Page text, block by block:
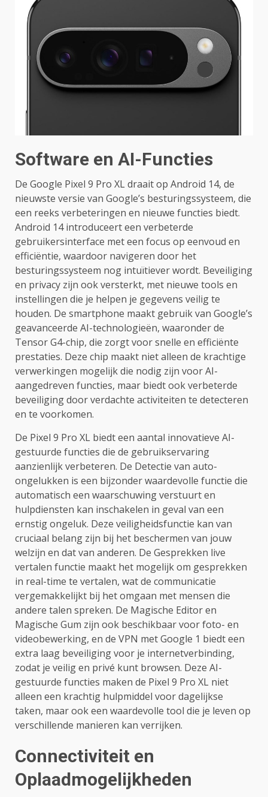
Software en AI-Functies
De Google Pixel 9 Pro XL draait op Android 14, de
nieuwste versie van Google’s besturingssysteem, die
een reeks verbeteringen en nieuwe functies biedt.
Android 14 introduceert een verbeterde
gebruikersinterface met een focus op eenvoud en
efficiëntie, waardoor navigeren door het
besturingssysteem nog intuïtiever wordt. Beveiliging
en privacy zijn ook versterkt, met nieuwe tools en
instellingen die je helpen je gegevens veilig te
houden. De smartphone maakt gebruik van Google’s
geavanceerde AI-technologieën, waaronder de
Tensor G4-chip, die zorgt voor snelle en efficiënte
prestaties. Deze chip maakt niet alleen de krachtige
verwerkingen mogelijk die nodig zijn voor AI-
aangedreven functies, maar biedt ook verbeterde
beveiliging door verdachte activiteiten te detecteren
en te voorkomen.
De Pixel 9 Pro XL biedt een aantal innovatieve AI-
gestuurde functies die de gebruikservaring
aanzienlijk verbeteren. De Detectie van auto-
ongelukken is een bijzonder waardevolle functie die
automatisch een waarschuwing verstuurt en
hulpdiensten kan inschakelen in geval van een
ernstig ongeluk. Deze veiligheidsfunctie kan van
cruciaal belang zijn bij het beschermen van jouw
welzijn en dat van anderen. De Gesprekken live
vertalen functie maakt het mogelijk om gesprekken
in real-time te vertalen, wat de communicatie
vergemakkelijkt bij het omgaan met mensen die
andere talen spreken. De Magische Editor en
Magische Gum zijn ook beschikbaar voor foto- en
videobewerking, en de VPN met Google 1 biedt een
extra laag beveiliging voor je internetverbinding,
zodat je veilig en privé kunt browsen. Deze AI-
gestuurde functies maken de Pixel 9 Pro XL niet
alleen een krachtig hulpmiddel voor dagelijkse
taken, maar ook een waardevolle tool die je leven op
verschillende manieren kan verrijken.
Connectiviteit en
Oplaadmogelijkheden